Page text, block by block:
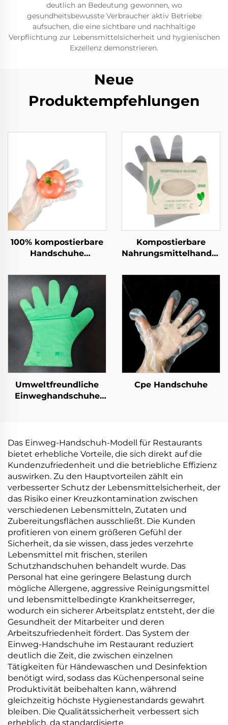
deutlich an Bedeutung gewonnen, wo
gesundheitsbewusste Verbraucher aktiv Betriebe
aufsuchen, die eine sichtbare und nachhaltige
Verpflichtung zur Lebensmittelsicherheit und hygienischen
Exzellenz demonstrieren.
Neue
Produktempfehlungen
100% kompostierbare
Handschuhe
kompostierbar aus
PLA PBAT Maisstärke-
Material
Kompostierbare
kompostierbar aus
PLA PBAT Maisstärke
Material
Umweltfreundliche
Einweghandschuhe
Material
Cpe Handschuhe
Das Einweg-Handschuh-Modell für Restaurants
bietet erhebliche Vorteile, die sich direkt auf die
Kundenzufriedenheit und die betriebliche Effizienz
auswirken. Zu den Hauptvorteilen zählt ein
verbesserter Schutz der Lebensmittelsicherheit, der
das Risiko einer Kreuzkontamination zwischen
verschiedenen Lebensmitteln, Zutaten und
Zubereitungsflächen ausschließt. Die Kunden
profitieren von einem größeren Gefühl der
Sicherheit, da sie wissen, dass jedes verzehrte
Lebensmittel mit frischen, sterilen
Schutzhandschuhen behandelt wurde. Das
Personal hat eine geringere Belastung durch
mögliche Allergene, aggressive Reinigungsmittel
und lebensmittelbedingte Krankheitserreger,
wodurch ein sicherer Arbeitsplatz entsteht, der die
Gesundheit der Mitarbeiter und deren
Arbeitszufriedenheit fördert. Das System der
Einweg-Handschuhe im Restaurant reduziert
deutlich die Zeit, die zwischen einzelnen
Tätigkeiten für Händewaschen und Desinfektion
benötigt wird, sodass das Küchenpersonal seine
Produktivität beibehalten kann, während
gleichzeitig höchste Hygienestandards gewahrt
bleiben. Die Qualitätssicherheit verbessert sich
erheblich, da standardisierte